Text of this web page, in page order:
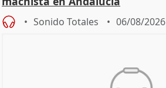
Sonido Totales 06/08/2026